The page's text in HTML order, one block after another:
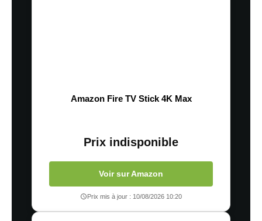
Amazon Fire TV Stick 4K Max
Prix indisponible
Voir sur Amazon
Prix mis à jour : 10/08/2026 10:20